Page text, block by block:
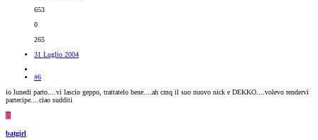
653
0
265
31 Luglio 2004
#6
io lunedi parto....vi lascio geppo, trattatelo bene....ah cmq il suo nuovo nick e DEKKO....volevo rendervi
partecipe....ciao sudditi
B
batgirl